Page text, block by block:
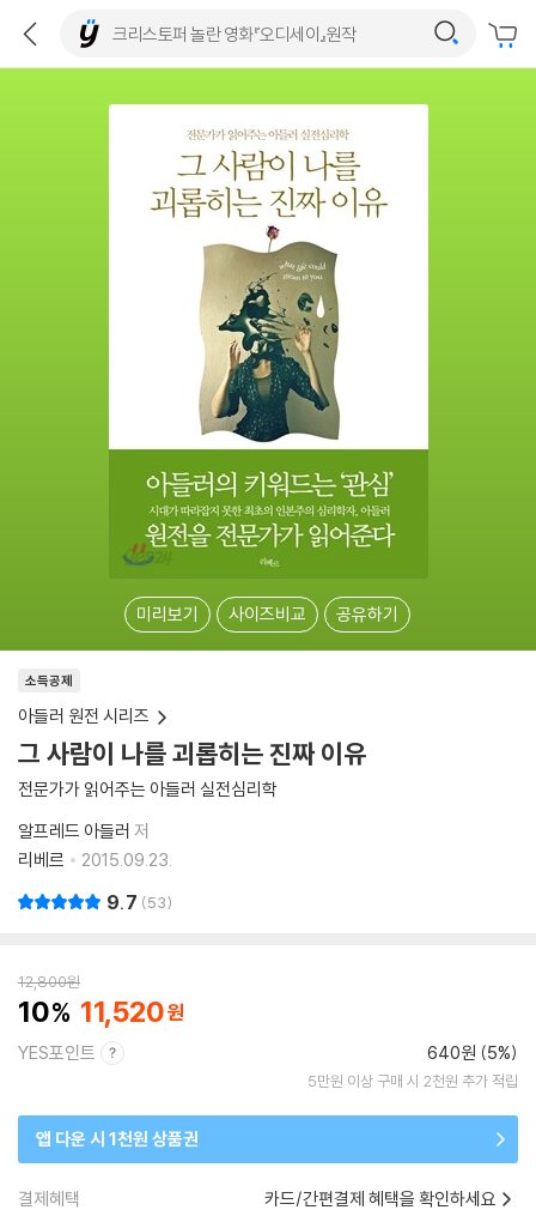
미리보기 사이즈비교 공유하기
소득공제
아들러 원전 시리즈
그 사람이 나를 괴롭히는 진짜 이유
전문가가 읽어주는 아들러 실전심리학
알프레드 아들러 저
리베르
2015.09.23.
9.7 53
12,800원
10 11,520
YES포인트 640원 (5%)
5만원 이상 구매 시 2천원 추가 적립
앱 다운 시 1천원 상품권
결제혜택 카드/간편결제 혜택을 확인하세요